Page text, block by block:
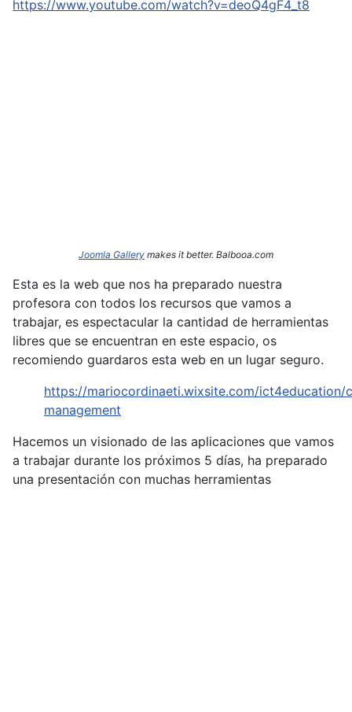
https://www.youtube.com/watch?v=deoQ4gF4_t8
Joomla Gallery makes it better. Balbooa.com
Esta es la web que nos ha preparado nuestra
profesora con todos los recursos que vamos a
trabajar, es espectacular la cantidad de herramientas
libres que se encuentran en este espacio, os
recomiendo guardaros esta web en un lugar seguro.
https://mariocordinaeti.wixsite.com/ict4education/
management
Hacemos un visionado de las aplicaciones que vamos
a trabajar durante los próximos 5 días, ha preparado
una presentación con muchas herramientas